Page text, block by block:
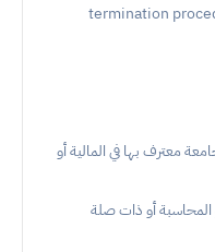
termination
معترف بها في المالية أو
أو ذات صلة